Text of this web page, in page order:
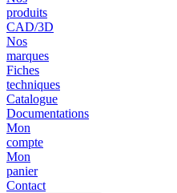
produits
CAD/3D
Nos
marques
Fiches
techniques
Catalogue
Documentations
Mon
compte
Mon
panier
Contact